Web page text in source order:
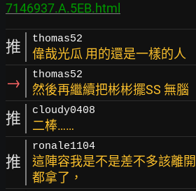
7146937.A.5EB.html
推 thomas52
偉哉光瓜 用的還是一樣的人
→ thomas52
然後再繼續把彬彬擺SS 無腦
推 cloudy0408
二棒……
推
ronale1104
這陣容我是不是差不多該離
都拿了，